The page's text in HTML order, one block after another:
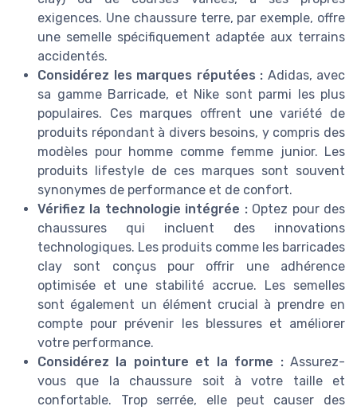
exigences. Une chaussure terre, par exemple, offre
une semelle spécifiquement adaptée aux terrains
accidentés.
Considérez les marques réputées : Adidas, avec
sa gamme Barricade, et Nike sont parmi les plus
populaires. Ces marques offrent une variété de
produits répondant à divers besoins, y compris des
modèles pour homme comme femme junior. Les
produits lifestyle de ces marques sont souvent
synonymes de performance et de confort.
Vérifiez la technologie intégrée :Optez pour des
chaussures qui incluent des innovations
technologiques. Les produits comme les barricades
clay sont conçus pour offrir une adhérence
optimisée et une stabilité accrue. Les semelles
sont également un élément crucial à prendre en
compte pour prévenir les blessures et améliorer
votre performance.
Considérez la pointure et la forme :Assurez-
vous que la chaussure soit à votre taille et
confortable. Trop serrée, elle peut causer des